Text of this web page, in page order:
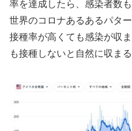
率を達成したら、感染者数
世界のコロナあるあるパター
接種率が高くても感染が収
も接種しないと自然に収ま